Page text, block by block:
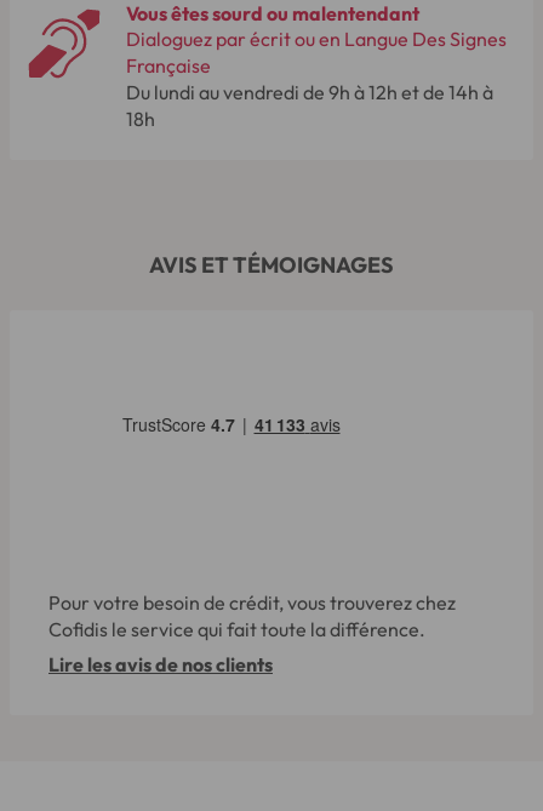
Vous êtes sourd ou malentendant
Dialoguez par écrit ou en Langue Des Signes
Française
Du lundi au vendredi de 9h à 12h et de 14h à
18h
AVIS ET TÉMOIGNAGES
Pour votre besoin de crédit, vous trouverez chez
Cofidis le service qui fait toute la différence.
Lire les avis de nos clients